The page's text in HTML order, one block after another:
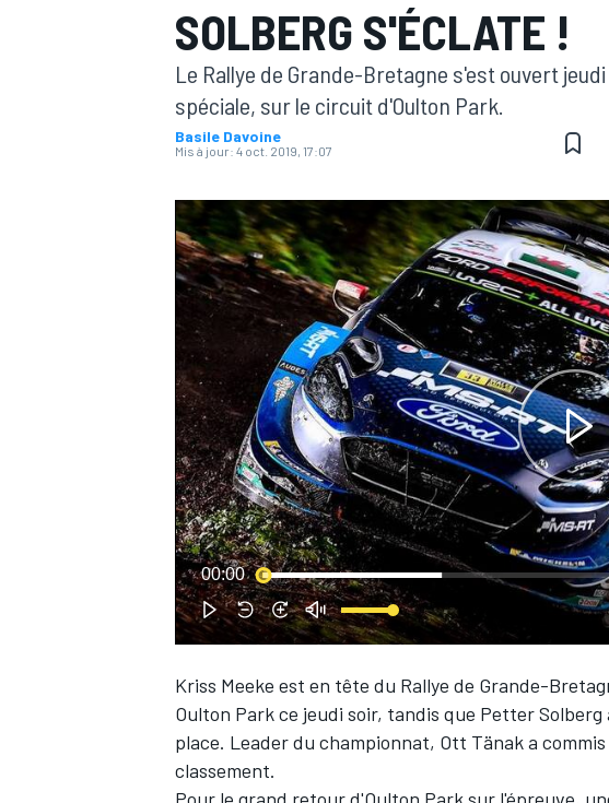
WRC
SOLBERG S'ÉCLATE !
Le Rallye de Grande-Bretagne s'est ouvert
spéciale, sur le circuit d'Oulton Park.
Basile Davoine
Mis à jour: 4 oct. 2019, 17:07
00:00
Kriss Meeke est en tête du Rallye de Grande-
Oulton Park ce jeudi soir, tandis que Petter
place. Leader du championnat, Ott Tänak a
classement.